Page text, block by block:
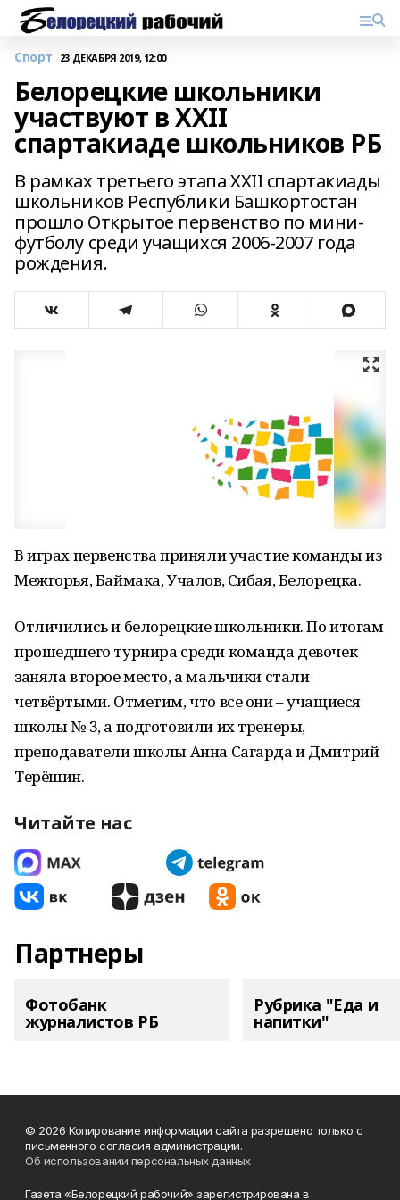
Спорт 23 ДЕКАБРЯ 2019, 12:00
Белорецкие школьники
участвуют в XXII
спартакиаде школьников РБ
В рамках третьего этапа XXII спартакиады
школьников Республики Башкортостан
прошло Открытое первенство по мини-
футболу среди учащихся 2006-2007 года
рождения.
В играх первенства приняли участие команды из
Межгорья, Баймака, Учалов, Сибая, Белорецка.
Отличились и белорецкие школьники. По итогам
прошедшего турнира среди команда девочек
заняла второе место, а мальчики стали
четвёртыми. Отметим, что все они – учащиеся
школы № 3, а подготовили их тренеры,
преподаватели школы Анна Сагарда и Дмитрий
Терёшин.
Читайте нас
Партнеры
Фотобанк
журналистов РБ
Рубрика "Еда и
напитки"
© 2026 Копирование информации сайта разрешено только с
письменного согласия администрации.
Об использовании персональных данных
Газета «Белорецкий рабочий» зарегистрирована в